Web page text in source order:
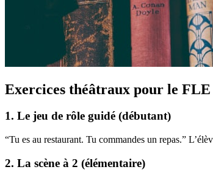
Exercices théâtraux pour le FLE
1. Le jeu de rôle guidé (débutant)
“Tu es au restaurant. Tu commandes un repas.”
2. La scène à 2 (élémentaire)